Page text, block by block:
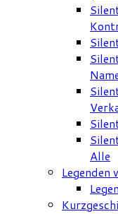
Alle
Legenden